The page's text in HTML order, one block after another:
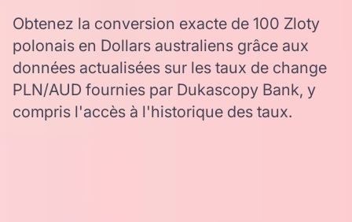
Obtenez la conversion exacte de 100 Zloty
polonais en Dollars australiens grâce aux
données actualisées sur les taux de change
PLN/AUD fournies par Dukascopy Bank, y
compris l'accès à l'historique des taux.